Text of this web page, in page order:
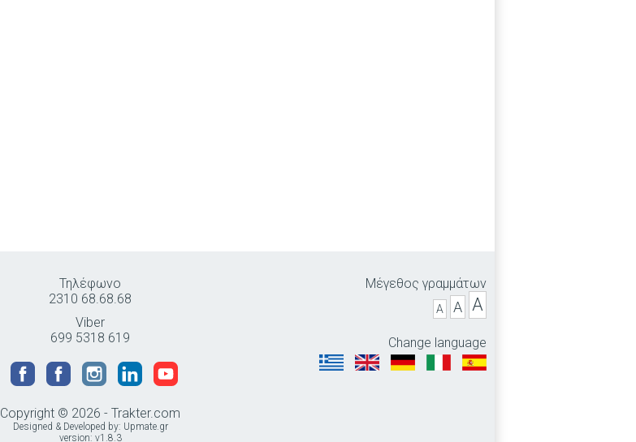
Τηλέφωνο
2310 68.68.68
Viber
699 5318 619
Copyright © 2026 - Trakter.com
Designed & Developed by: Upmate.gr
version: v1.8.3
Μέγεθος γραμμάτων
A A A
Change language